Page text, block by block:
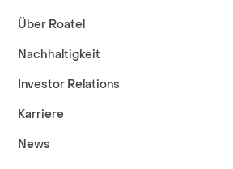
Über Roatel
Nachhaltigkeit
Investor Relations
Karriere
News